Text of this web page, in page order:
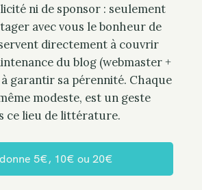
ni de sponsor : seulement
avec vous le bonheur de
directement à couvrir
du blog (webmaster +
garantir sa pérennité. Chaque
modeste, est un geste
ce lieu de littérature.
5€, 10€ ou 20€